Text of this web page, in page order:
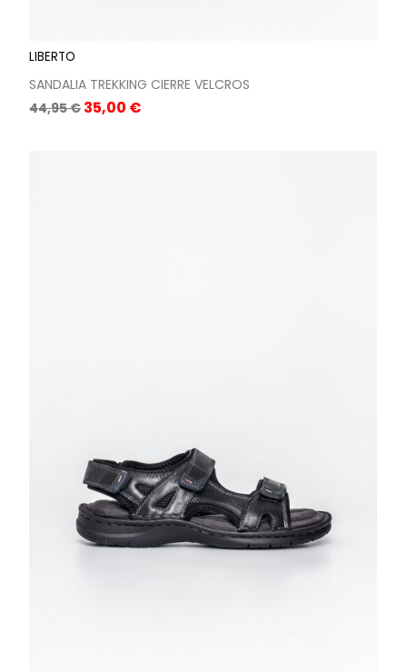
LIBERTO
SANDALIA TREKKING CIERRE VELCROS
Precio
44,95 € Precio
35,00 €